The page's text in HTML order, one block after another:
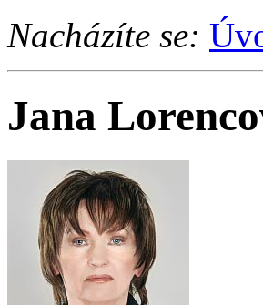
Nacházíte se:
Jana